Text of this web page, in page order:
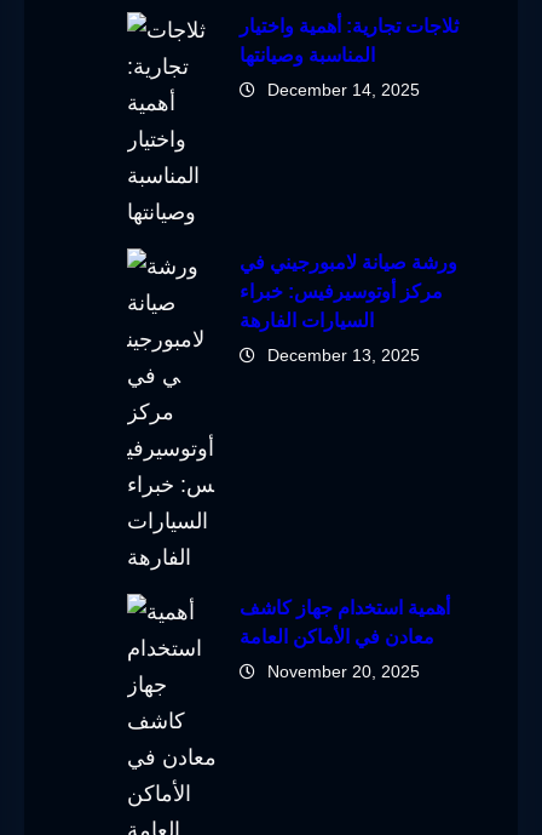
ثلاجات تجارية: أهمية واختيار
المناسبة وصيانتها
December 14, 2025
ورشة صيانة لامبورجيني في
مركز أوتوسيرفيس: خبراء
السيارات الفارهة
December 13, 2025
أهمية استخدام جهاز كاشف
معادن في الأماكن العامة
November 20, 2025